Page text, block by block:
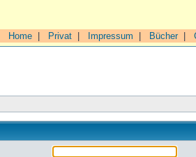
Home Privat Impressum Bücher|